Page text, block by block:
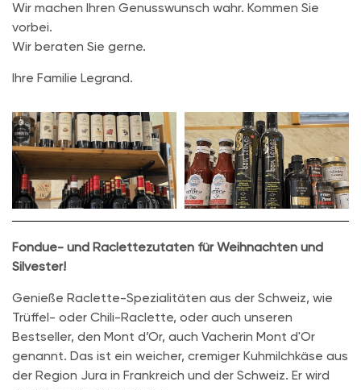
Wir machen Ihren Genusswunsch wahr. Kommen Sie
vorbei.
Wir beraten Sie gerne.
Ihre Familie Legrand.
Fondue- und Raclettezutaten für Weihnachten und
Silvester!
Genieße Raclette-Spezialitäten aus der Schweiz, wie
Trüffel- oder Chili-Raclette, oder auch unseren
Bestseller, den Mont d’Or, auch Vacherin Mont d'Or
genannt. Das ist ein weicher, cremiger Kuhmilchkäse aus
der Region Jura in Frankreich und der Schweiz. Er wird